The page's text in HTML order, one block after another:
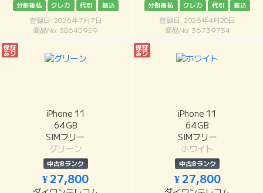
分割後払
クレカ 代引 振込
登録日: 2026年7月7日
商品No: 38645959
分割後払
クレカ 代引 振込
登録日: 2026年4月20日
商品No: 36739734
保証
あり
iPhone 11
64GB
SIMフリー
グリーン
中古Bランク
¥ 27,800
保証
あり
iPhone 11
64GB
SIMフリー
ホワイト
中古Bランク
¥ 27,800